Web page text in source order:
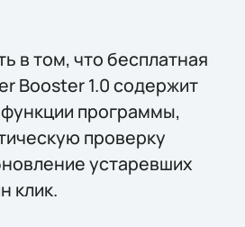
в том, что бесплатная
Booster 1.0 содержит
программы,
проверку
устаревших
клик.